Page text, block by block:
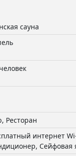
сауна
Ресторан
интернет
Сейфовая